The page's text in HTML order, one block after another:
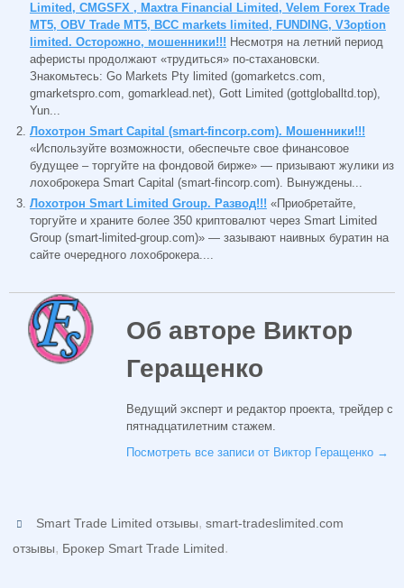
Limited, CMGSFX , Maxtra Financial Limited, Velem Forex Trade
MT5, OBV Trade MT5, BCC markets limited, FUNDING, V3option
limited. Осторожно, мошенники!!! Несмотря на летний период
аферисты продолжают «трудиться» по-стахановски.
Знакомьтесь: Go Markets Pty limited (gomarketcs.com,
gmarketspro.com, gomarklead.net), Gott Limited (gottgloballtd.top),
Yun...
Лохотрон Smart Capital (smart-fincorp.com). Мошенники!!!
«Используйте возможности, обеспечьте свое финансовое
будущее – торгуйте на фондовой бирже» — призывают жулики из
лохоброкера Smart Capital (smart-fincorp.com). Вынуждены...
Лохотрон Smart Limited Group. Развод!!! «Приобретайте,
торгуйте и храните более 350 криптовалют через Smart Limited
Group (smart-limited-group.com)» — зазывают наивных буратин на
сайте очередного лохоброкера....
Об авторе Виктор
Геращенко
Ведущий эксперт и редактор проекта, трейдер с
пятнадцатилетним стажем.
Посмотреть все записи от Виктор Геращенко →
Smart Trade Limited отзывы,smart-tradeslimited.com
отзывы, Брокер Smart Trade Limited.